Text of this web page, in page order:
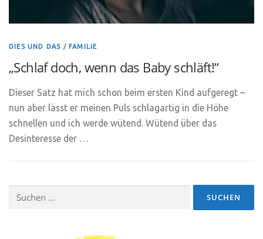
DIES UND DAS / FAMILIE
„Schlaf doch, wenn das Baby schläft!“
Dieser Satz hat mich schon beim ersten Kind aufgeregt –
nun aber lässt er meinen Puls schlagartig in die Höhe
schnellen und ich werde wütend. Wütend über das
Desinteresse der …
Suchen